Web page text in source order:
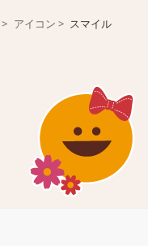
アイコン スマイル